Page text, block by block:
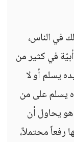
في الناس،
في كثير من
يسلم أو لا
يسلم على من
يحاول أن
رفعاً محتملاً،